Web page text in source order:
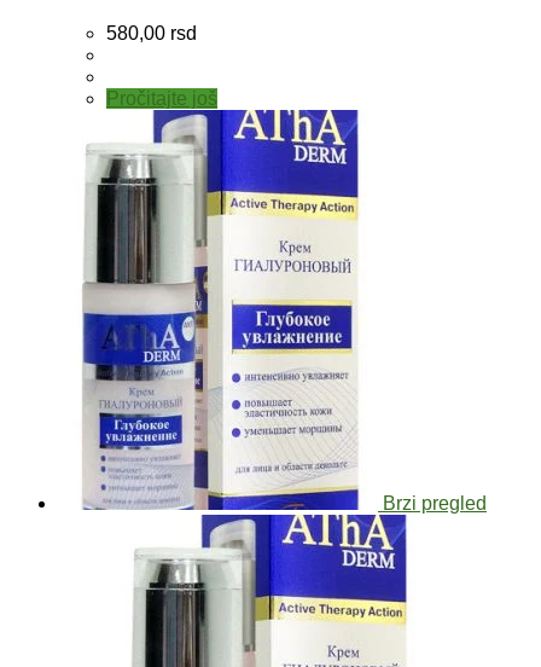
580,00 rsd
Pročitajte još
Brzi pregled